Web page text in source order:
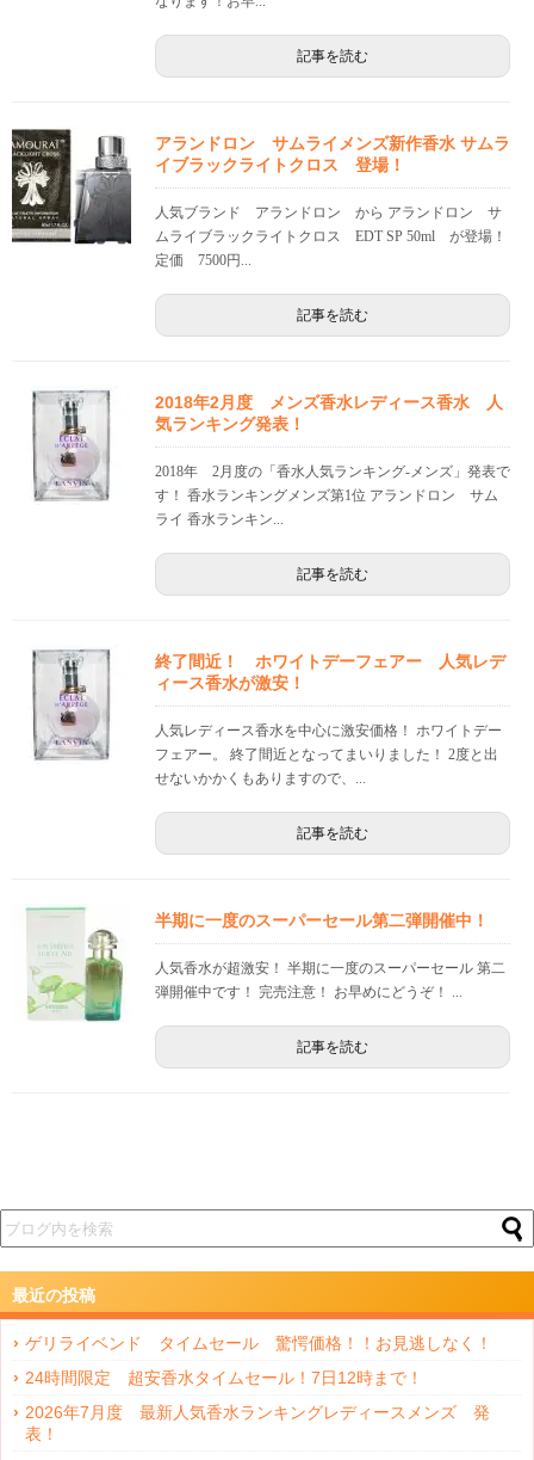
記事を読む
アランドロン サムライメンズ新作香水 サムラ
イブラックライトクロス 登場！
人気ブランド アランドロン から アランドロン サ
ムライブラックライトクロス EDT SP 50ml が登場！
定価 7500円...
記事を読む
2018年2月度 メンズ香水レディース香水 人
気ランキング発表！
2018年 2月度の「香水人気ランキング-メンズ」発表で
す！ 香水ランキングメンズ第1位 アランドロン サム
ライ 香水ランキン...
記事を読む
終了間近！ ホワイトデーフェアー 人気レデ
ィース香水が激安！
人気レディース香水を中心に激安価格！ ホワイトデー
フェアー。 終了間近となってまいりました！ 2度と出
せないかかくもありますので、...
記事を読む
半期に一度のスーパーセール第二弾開催中！
人気香水が超激安！ 半期に一度のスーパーセール 第二
弾開催中です！ 完売注意！ お早めにどうぞ！ ...
記事を読む
最近の投稿
ゲリライベンド タイムセール 驚愕価格！！お見逃しなく！
24時間限定 超安香水タイムセール！7日12時まで！
2026年7月度 最新人気香水ランキングレディースメンズ 発
表！